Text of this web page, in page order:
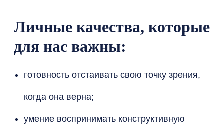
Личные качества, которые
для нас важны:
готовность отстаивать свою точку зрения,
когда она верна;
умение воспринимать конструктивную